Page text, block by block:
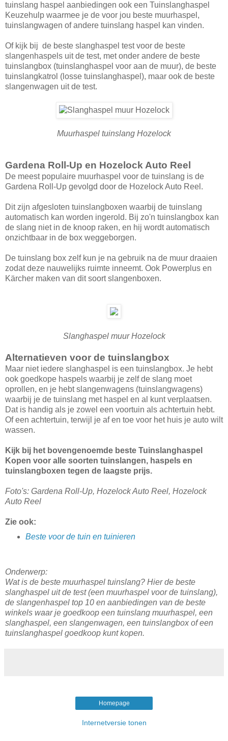
tuinslang haspel aanbiedingen ook een Tuinslanghaspel
Keuzehulp waarmee je de voor jou beste muurhaspel,
tuinslangwagen of andere tuinslang haspel kan vinden.
Of kijk bij de beste slanghaspel test voor de beste
slangenhaspels uit de test, met onder andere de beste
tuinslangbox (tuinslanghaspel voor aan de muur), de beste
tuinslangkatrol (losse tuinslanghaspel), maar ook de beste
slangenwagen uit de test.
Muurhaspel tuinslang Hozelock
Gardena Roll-Up en Hozelock Auto Reel
De meest populaire muurhaspel voor de tuinslang is de
Gardena Roll-Up gevolgd door de Hozelock Auto Reel.
Dit zijn afgesloten tuinslangboxen waarbij de tuinslang
automatisch kan worden ingerold. Bij zo'n tuinslangbox kan
de slang niet in de knoop raken, en hij wordt automatisch
onzichtbaar in de box weggeborgen.
De tuinslang box zelf kun je na gebruik na de muur draaien
zodat deze nauwelijks ruimte inneemt. Ook Powerplus en
Kärcher maken van dit soort slangenboxen.
Slanghaspel muur Hozelock
Alternatieven voor de tuinslangbox
Maar niet iedere slanghaspel is een tuinslangbox. Je hebt
ook goedkope haspels waarbij je zelf de slang moet
oprollen, en je hebt slangenwagens (tuinslangwagens)
waarbij je de tuinslang met haspel en al kunt verplaatsen.
Dat is handig als je zowel een voortuin als achtertuin hebt.
Of een achtertuin, terwijl je af en toe voor het huis je auto wilt
wassen.
Kijk bij het bovengenoemde beste Tuinslanghaspel
Kopen voor alle soorten tuinslangen, haspels en
tuinslangboxen tegen de laagste prijs.
Foto's: Gardena Roll-Up, Hozelock Auto Reel, Hozelock
Auto Reel
Zie ook:
Beste voor de tuin en tuinieren
Onderwerp:
Wat is de beste muurhaspel tuinslang? Hier de beste
slanghaspel uit de test (een muurhaspel voor de tuinslang),
de slangenhaspel top 10 en aanbiedingen van de beste
winkels waar je goedkoop een tuinslang muurhaspel, een
slanghaspel, een slangenwagen, een tuinslangbox of een
tuinslanghaspel goedkoop kunt kopen.
Homepage
Internetversie tonen